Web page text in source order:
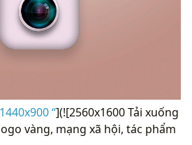
“](![2560x1600 Tải xuống
vàng, mạng xã hội, tác phẩm